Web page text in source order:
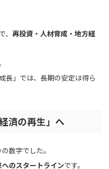
再投資・人材育成・地方経
長」では、長期の安定は得ら
済の再生」へ
数字でした。
へのスタートラインです。